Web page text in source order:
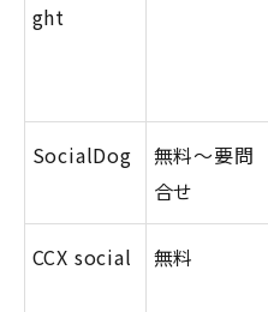
ght
SocialDog
無料〜要問
合せ
CCX social 無料